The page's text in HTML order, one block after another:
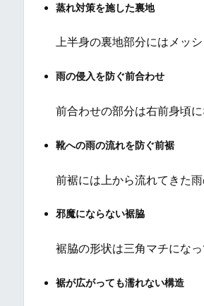
蒸れ対策を施した裏地
上半身の裏地部分にはメッ
雨の侵入を防ぐ前合わせ
前合わせの部分は右前身頃
靴への雨の流れを防ぐ前裾
前裾には上から流れてきた
邪魔にならない裾脇
裾脇の形状は三角マチにな
裾が広がっても濡れない構造